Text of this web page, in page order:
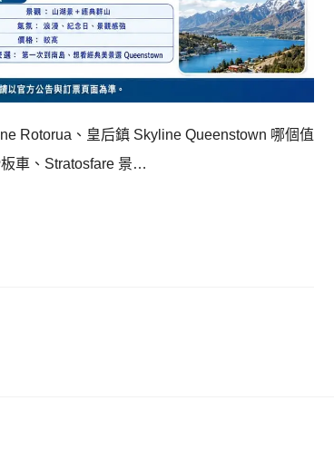
Rotorua、皇后鎮 Skyline Queenstown 哪個值
車、Stratosfare 景…